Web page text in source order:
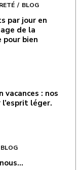
BLOG
par jour en
de la
pour bien
vacances : nos
léger.
BLOG